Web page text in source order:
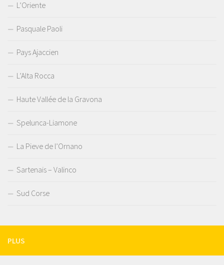
L’Oriente
Pasquale Paoli
Pays Ajaccien
L’Alta Rocca
Haute Vallée de la Gravona
Spelunca-Liamone
La Pieve de l’Ornano
Sartenais – Valinco
Sud Corse
PLUS